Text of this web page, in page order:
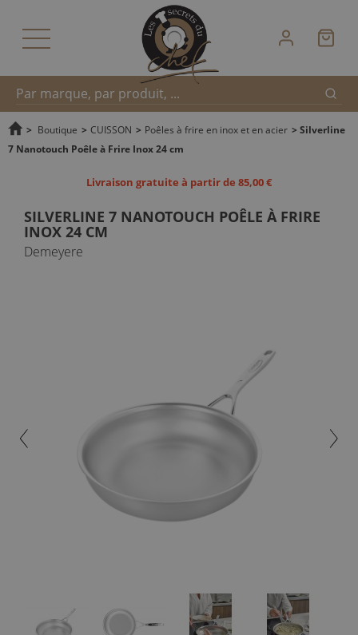
Recherche
> Boutique > CUISSON > Poêles à frire en inox et en acier > Silverline
7 Nanotouch Poêle à Frire Inox 24 cm
Livraison gratuite à partir de 85,00 €
SILVERLINE 7 NANOTOUCH POÊLE À FRIRE
INOX 24 CM
Demeyere